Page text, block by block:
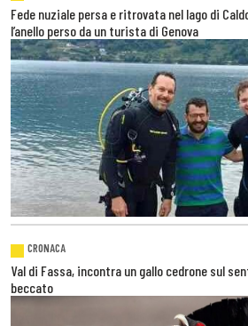
Fede nuziale persa e ritrovata nel lago di
l’anello perso da un turista di Genova
CRONACA
Val di Fassa, incontra un gallo cedrone sul
beccato